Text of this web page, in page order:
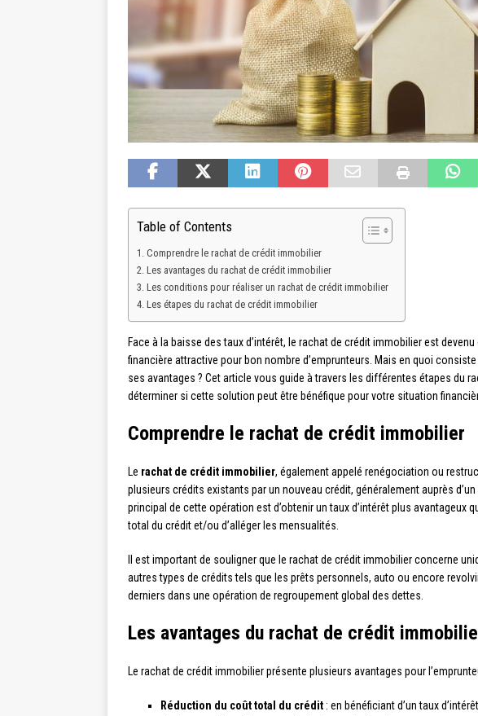
Table of Contents
Comprendre le rachat de crédit immobilier
Les avantages du rachat de crédit immobilier
Les conditions pour réaliser un rachat de crédit immobilier
Les étapes du rachat de crédit immobilier
Face à la baisse des taux d’intérêt, le rachat de crédit immobilier est
financière attractive pour bon nombre d’emprunteurs. Mais en quoi
ses avantages ? Cet article vous guide à travers les différentes étapes du
déterminer si cette solution peut être bénéfique pour votre situation
Comprendre le rachat de crédit immobilier
Le rachat de crédit immobilier, également appelé renégociation ou
plusieurs crédits existants par un nouveau crédit, généralement auprès
principal de cette opération est d’obtenir un taux d’intérêt plus avantageux
total du crédit et/ou d’alléger les mensualités.
Il est important de souligner que le rachat de crédit immobilier concerne
autres types de crédits tels que les prêts personnels, auto ou encore
derniers dans une opération de regroupement global des dettes.
Les avantages du rachat de crédit
Le rachat de crédit immobilier présente plusieurs avantages pour
Réduction du coût total du crédit : en bénéficiant d’un taux